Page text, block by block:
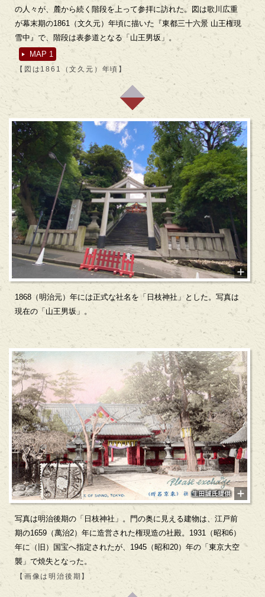
の人々が、麓から続く階段を上って参拝に訪れた。図は歌川広重
が幕末期の1861（文久元）年頃に描いた『東都三十六景 山王権現
雪中』で、階段は表参道となる「山王男坂」。
MAP 1
【図は1861（文久元）年頃】
1868（明治元）年には正式な社名を「日枝神社」とした。写真は
現在の「山王男坂」。
写真は明治後期の「日枝神社」。門の奥に見える建物は、江戸前
期の1659（萬治2）年に造営された権現造の社殿。1931（昭和6）
年に（旧）国宝へ指定されたが、1945（昭和20）年の「東京大空
襲」で焼失となった。
【画像は明治後期】